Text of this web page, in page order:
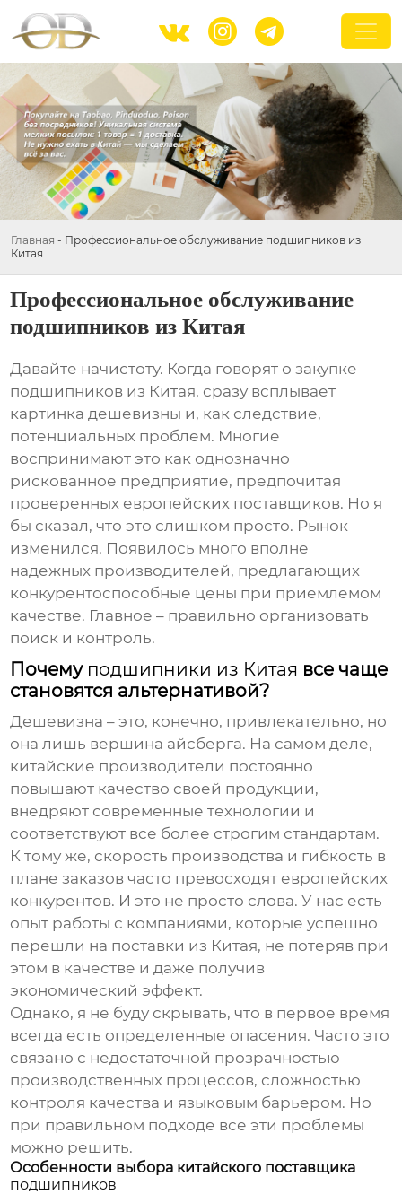
  
Главная - Профессиональное обслуживание подшипников из
Китая
Профессиональное обслуживание
подшипников из Китая
Давайте начистоту. Когда говорят о закупке
подшипников из Китая, сразу всплывает
картинка дешевизны и, как следствие,
потенциальных проблем. Многие
воспринимают это как однозначно
рискованное предприятие, предпочитая
проверенных европейских поставщиков. Но я
бы сказал, что это слишком просто. Рынок
изменился. Появилось много вполне
надежных производителей, предлагающих
конкурентоспособные цены при приемлемом
качестве. Главное – правильно организовать
поиск и контроль.
Почему подшипники из Китая все чаще
становятся альтернативой?
Дешевизна – это, конечно, привлекательно, но
она лишь вершина айсберга. На самом деле,
китайские производители постоянно
повышают качество своей продукции,
внедряют современные технологии и
соответствуют все более строгим стандартам.
К тому же, скорость производства и гибкость в
плане заказов часто превосходят европейских
конкурентов. И это не просто слова. У нас есть
опыт работы с компаниями, которые успешно
перешли на поставки из Китая, не потеряв при
этом в качестве и даже получив
экономический эффект.
Однако, я не буду скрывать, что в первое время
всегда есть определенные опасения. Часто это
связано с недостаточной прозрачностью
производственных процессов, сложностью
контроля качества и языковым барьером. Но
при правильном подходе все эти проблемы
можно решить.
Особенности выбора китайского поставщика
подшипников